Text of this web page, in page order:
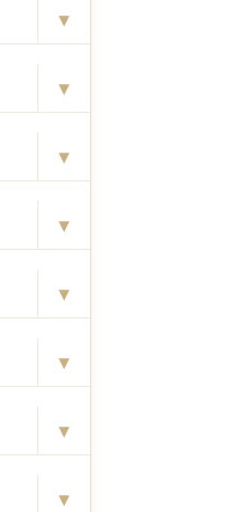
▾
▾
▾
▾
▾
▾
▾
▾